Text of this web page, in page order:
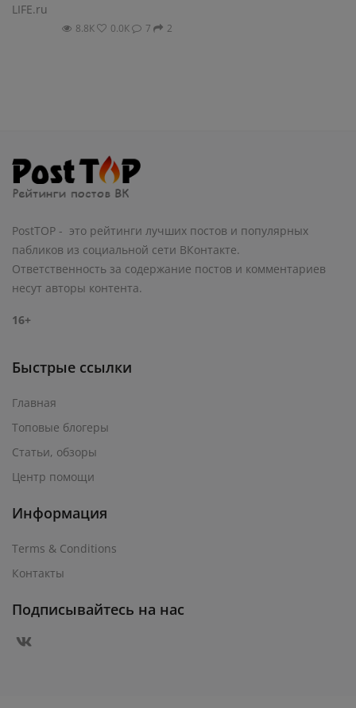
LIFE.ru
8.8К 0.0К 7 2
PostTOP - это рейтинги лучших постов и популярных
пабликов из социальной сети ВКонтакте.
Ответственность за содержание постов и комментариев
несут авторы контента.
16+
Быстрые ссылки
Главная
Топовые блогеры
Статьи, обзоры
Центр помощи
Информация
Terms & Conditions
Контакты
Подписывайтесь на нас